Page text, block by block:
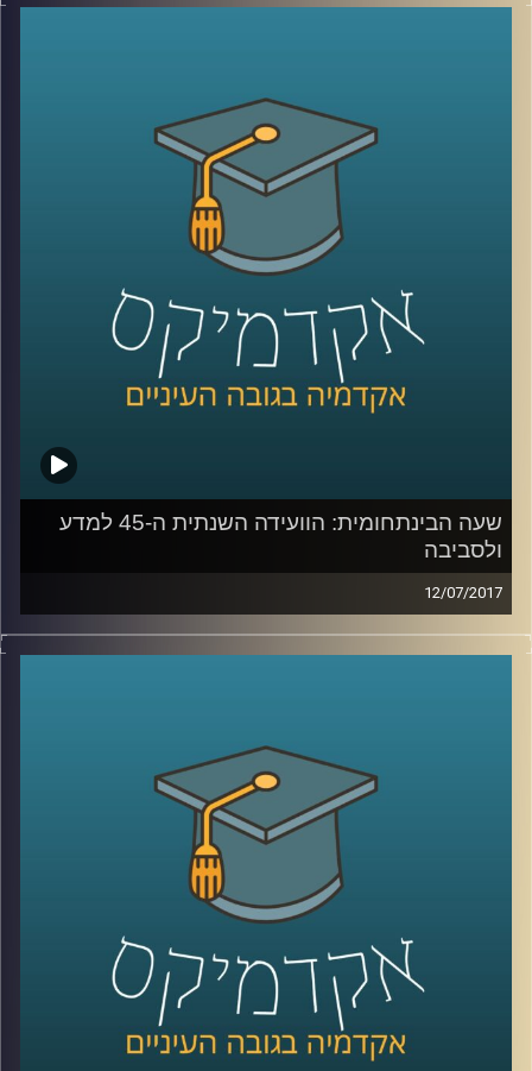
שגורמים לנו לראות איומים מסוימים כמוחשיים
ובמקביל להפחית מחומרתם של איומים
אחרים? פרופסור גלעד הירשברגר מבית הספר
לפסיכולוגיה מנתח באמצעות מודל ייחודי את
תפיסות האיומים השונות בקרב קבוצות פוליטיות
שונות באוכלוסיה ומסביר כיצד זכרון קולקטיבי
משפיע על התמודדות בשעות משבר
AudioVersity
שעה הבינתחומית: הוועידה השנתית ה-45 למדע
ולסביבה
12/07/2017
תכנית מיוחדת של "השעה הבינתחומית" – ציקי
AudioVersity